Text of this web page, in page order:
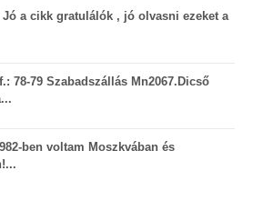
Jó a cikk gratulálók , jó olvasni ezeket a
78-79 Szabadszállás Mn2067.Dicső
ben voltam Moszkvában és